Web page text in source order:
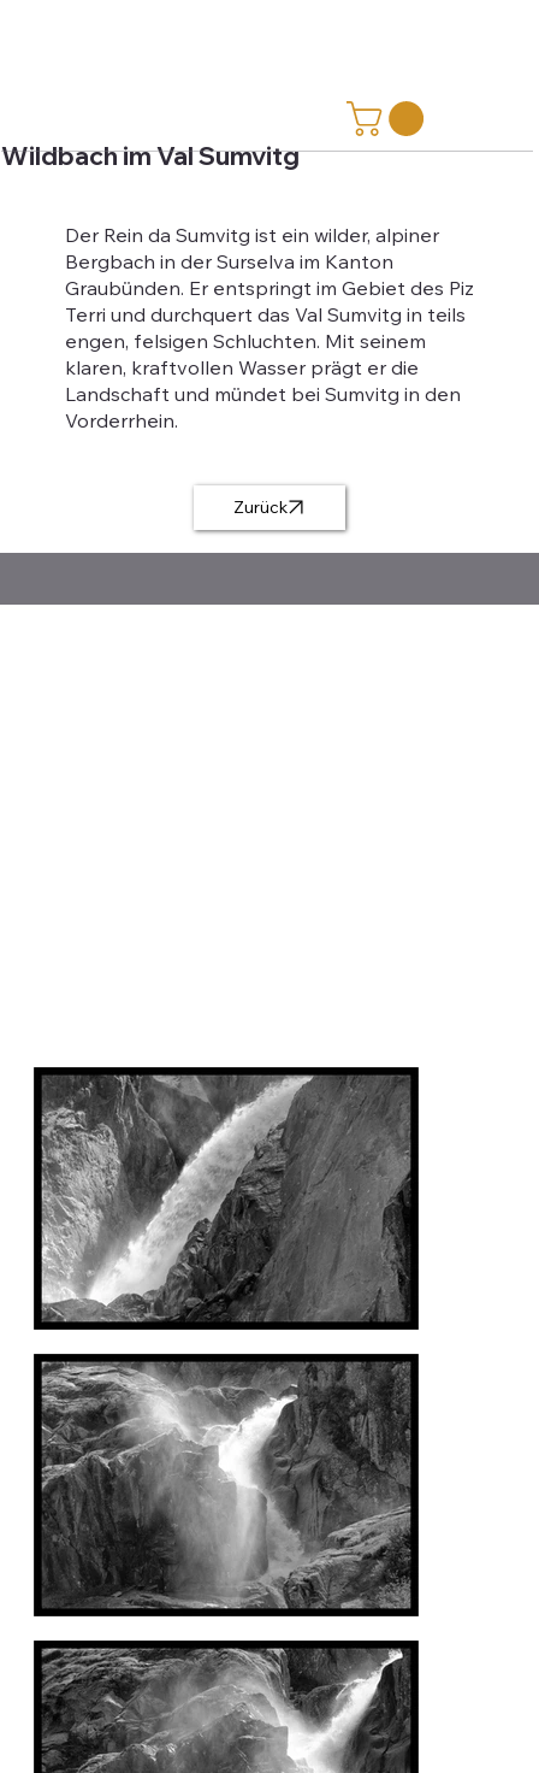
Wildbach im Val Sumvitg
Der Rein da Sumvitg ist ein wilder, alpiner
Bergbach in der Surselva im Kanton
Graubünden. Er entspringt im Gebiet des Piz
Terri und durchquert das Val Sumvitg in teils
engen, felsigen Schluchten. Mit seinem
klaren, kraftvollen Wasser prägt er die
Landschaft und mündet bei Sumvitg in den
Vorderrhein.
Zurück